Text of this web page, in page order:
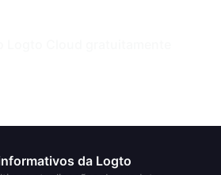
da Logto